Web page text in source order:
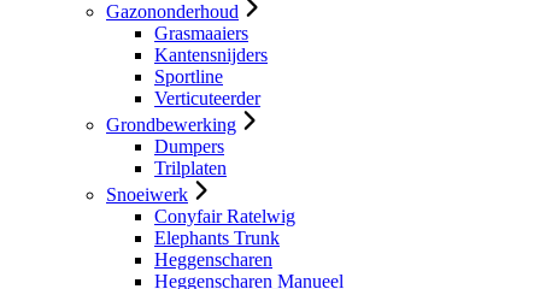
Gazononderhoud
Grasmaaiers
Kantensnijders
Sportline
Verticuteerder
Grondbewerking
Dumpers
Trilplaten
Snoeiwerk
Conyfair Ratelwig
Elephants Trunk
Heggenscharen
Heggenscharen Manueel